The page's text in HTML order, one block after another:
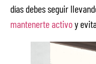
días debes seguir
mantenerte activoy